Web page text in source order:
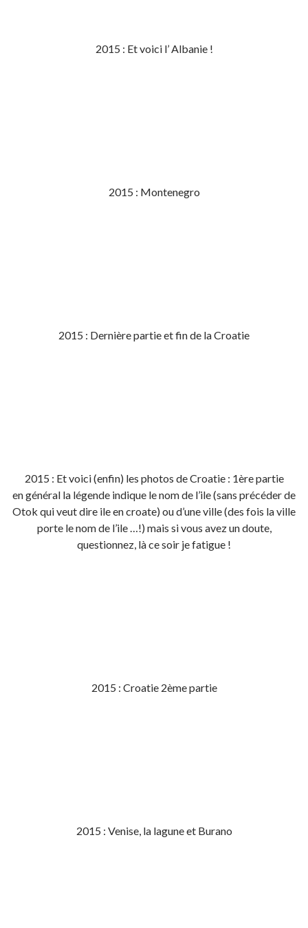
2015 : Et voici l’ Albanie !
2015 : Montenegro
2015 : Dernière partie et fin de la Croatie
2015 : Et voici (enfin) les photos de Croatie : 1ère partie
en général la légende indique le nom de l’ile (sans précéder de
Otok qui veut dire ile en croate) ou d’une ville (des fois la ville
porte le nom de l’ile …!) mais si vous avez un doute,
questionnez, là ce soir je fatigue !
2015 : Croatie 2ème partie
2015 : Venise, la lagune et Burano